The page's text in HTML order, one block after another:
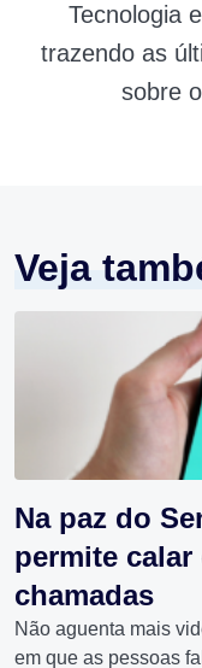
Tecnologia
trazendo as
sobre
Veja
Na paz do
permite
chamadas
Não aguenta mais
em que as pessoas